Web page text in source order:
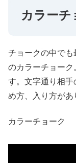
カラーチ
チョークの中でも
のカラーチョーク
す。文字通り相
め方、入り方があ
カラーチョーク